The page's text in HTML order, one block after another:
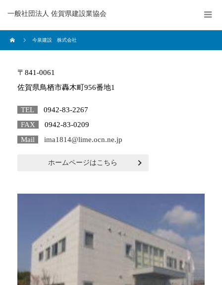
一般社団法人 佐賀県建設業協会
今泉建設 株式会社
〒841-0061
佐賀県鳥栖市轟木町956番地1
TEL
0942-83-2267
FAX
0942-83-0209
Mail
ima1814@lime.ocn.ne.jp
ホームページはこちら